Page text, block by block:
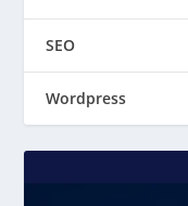
SEO
Wordpress